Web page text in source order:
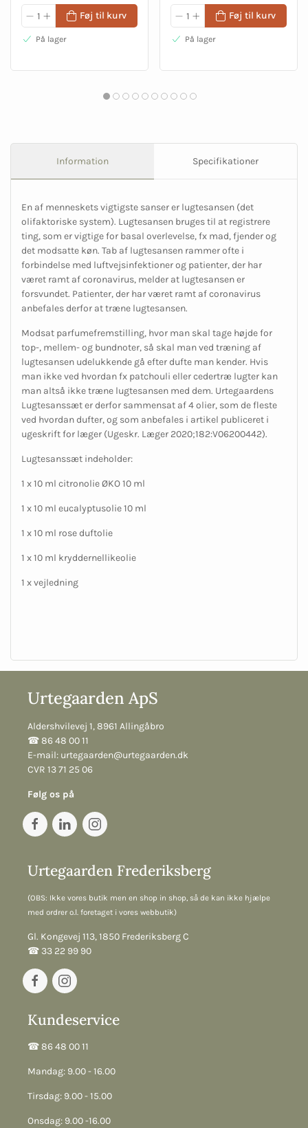
Føj til kurv
På lager
Føj til kurv
På lager
Information Specifikationer
En af menneskets vigtigste sanser er lugtesansen (det
olifaktoriske system). Lugtesansen bruges til at registrere
ting, som er vigtige for basal overlevelse, fx mad, fjender og
det modsatte køn. Tab af lugtesansen rammer ofte i
forbindelse med luftvejsinfektioner og patienter, der har
været ramt af coronavirus, melder at lugtesansen er
forsvundet. Patienter, der har været ramt af coronavirus
anbefales derfor at træne lugtesansen.
Modsat parfumefremstilling, hvor man skal tage højde for
top-, mellem- og bundnoter, så skal man ved træning af
lugtesansen udelukkende gå efter dufte man kender. Hvis
man ikke ved hvordan fx patchouli eller cedertræ lugter kan
man altså ikke træne lugtesansen med dem. Urtegaardens
Lugtesanssæt er derfor sammensat af 4 olier, som de fleste
ved hvordan dufter, og som anbefales i artikel publiceret i
ugeskrift for læger (Ugeskr. Læger 2020;182:V06200442).
Lugtesanssæt indeholder:
1 x 10 ml citronolie ØKO 10 ml
1 x 10 ml eucalyptusolie 10 ml
1 x 10 ml rose duftolie
1 x 10 ml kryddernellikeolie
1 x vejledning
Urtegaarden ApS
Aldershvilevej 1, 8961 Allingåbro
☎︎ 86 48 00 11
E-mail: urtegaarden@urtegaarden.dk
CVR 13 71 25 06
Følg os på
Urtegaarden Frederiksberg
(OBS: Ikke vores butik men en shop in shop, så de kan ikke hjælpe
med ordrer o.l. foretaget i vores webbutik)
Gl. Kongevej 113, 1850 Frederiksberg C
☎︎ 33 22 99 90
Kundeservice
☎︎ 86 48 00 11
Mandag: 9.00 - 16.00
Tirsdag: 9.00 - 15.00
Onsdag: 9.00 -16.00